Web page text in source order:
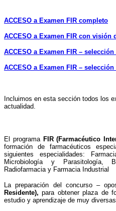
ACCESO a Examen FIR completo
ACCESO a Examen FIR con visión
ACCESO a Examen FIR –
ACCESO a Examen FIR –
Incluimos en esta sección todos los
actualidad.
El programa FIR (Farmacéutico
formación de farmacéuticos
siguientes especialidades:
Microbiología y Parasitología,
Radiofarmacia y Farmacia Industrial
La preparación del concurso –
Residente), para obtener plaza de
estudio y aprendizaje de muy diversas